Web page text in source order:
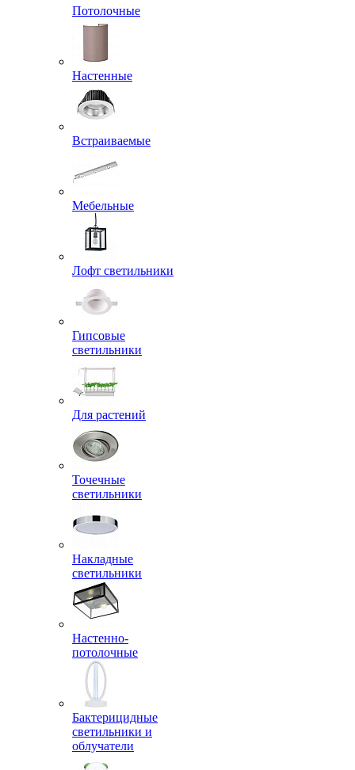
Потолочные
Настенные
Встраиваемые
Мебельные
Лофт светильники
Гипсовые
светильники
Для растений
Точечные
светильники
Накладные
светильники
Настенно-
потолочные
Бактерицидные
светильники и
облучатели